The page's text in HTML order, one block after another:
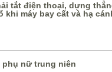
tắt điện thoại, dựng
khi máy bay cất và hạ
phụ nữ trung niên